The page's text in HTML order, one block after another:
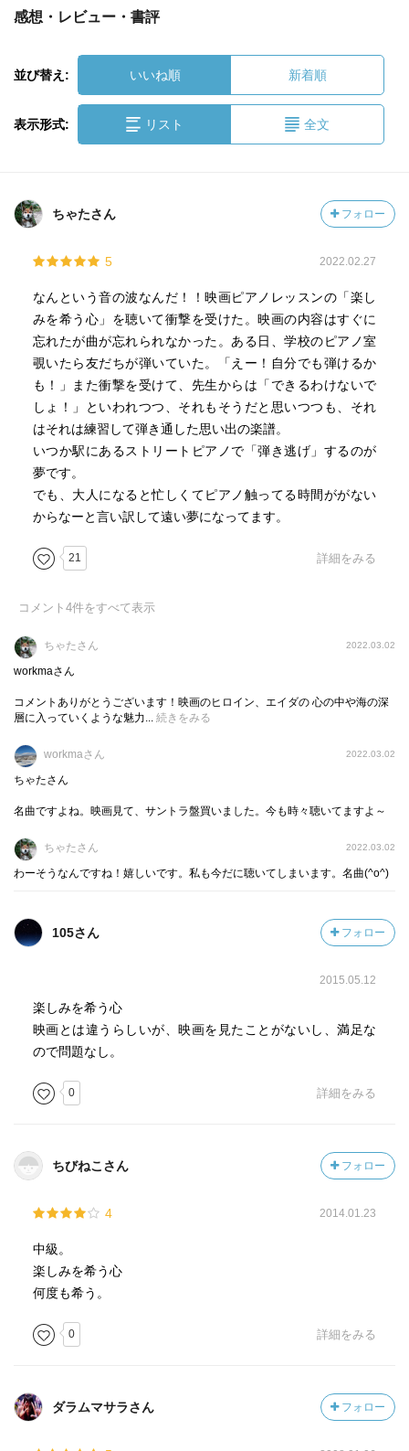
感想・レビュー・書評
並び替え: いいね順 新着順
表示形式: リスト 全文
ちゃたさん フォロー
5 2022.02.27
なんという音の波なんだ！！映画ピアノレッスンの「楽し
みを希う心」を聴いて衝撃を受けた。映画の内容はすぐに
忘れたが曲が忘れられなかった。ある日、学校のピアノ室
覗いたら友だちが弾いていた。「えー！自分でも弾けるか
も！」また衝撃を受けて、先生からは「できるわけないで
しょ！」といわれつつ、それもそうだと思いつつも、それ
はそれは練習して弾き通した思い出の楽譜。
いつか駅にあるストリートピアノで「弾き逃げ」するのが
夢です。
でも、大人になると忙しくてピアノ触ってる時間ががない
からなーと言い訳して遠い夢になってます。
21 詳細をみる
コメント 4件をすべて表示
ちゃたさん 2022.03.02
workmaさん
コメントありがとうございます！映画のヒロイン、エイダの 心の中や海の深
層に入っていくような魅力... 続きをみる
workmaさん 2022.03.02
ちゃたさん
名曲ですよね。映画見て、サントラ盤買いました。今も時々聴いてますよ～
ちゃたさん 2022.03.02
わーそうなんですね！嬉しいです。私も今だに聴いてしまいます。名曲(^o^)
105さん フォロー
2015.05.12
楽しみを希う心
映画とは違うらしいが、映画を見たことがないし、満足な
ので問題なし。
0 詳細をみる
ちびねこさん フォロー
4 2014.01.23
中級。
楽しみを希う心
何度も希う。
0 詳細をみる
ダラムマサラさん フォロー